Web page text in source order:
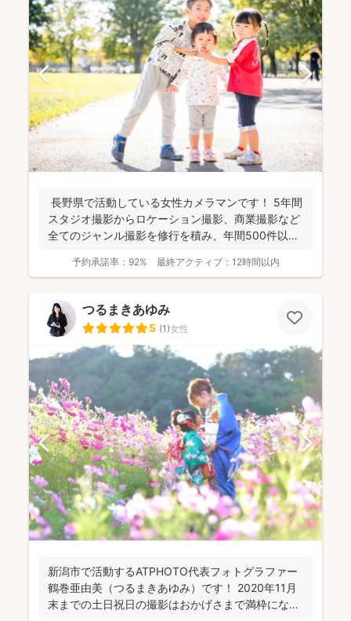
長野県で活動している女性カメラマンです！ 5年間
スタジオ撮影からロケーション撮影、商業撮影など
全てのジャンル撮影を修行を積み、年間500件以上
予約承諾率： 92% 最終アクティブ： 12時間以内
つるまきあゆみ
5 (1)女性
新潟市で活動するATPHOTO代表フォトグラファー
鶴巻亜由美（つるまきあゆみ）です！ 2020年11月
末までの土日祝日の撮影はおかげさまで満枠になり